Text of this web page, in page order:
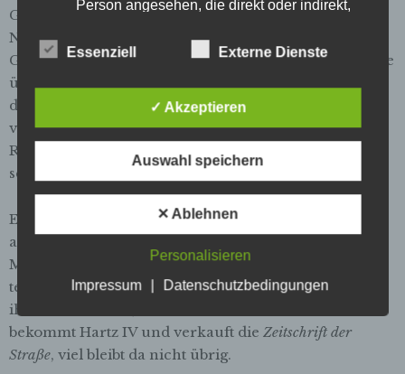
Großmutter. Angela selbst ist in Köln aufgewachsen.
Nach Bremen kam sie, weil sie zu Hause häusliche
Gewalt erlebte. Sehr distanziert und neutral spricht sie
über ihre Situation, sie gibt wenig preis über sich. Mit
dem Vater ihrer Kinder war sie 14 Jahre lang
verheiratet. Ihre Tante vermittelte ihr einen Job als
Reinigungskraft. Als sie schwanger wurde, wurde es
schwieriger für sie zu arbeiten.
Eine Ausbildung hat sie nicht. Sie schmunzelt, als sie
auf Kölsch sagt, sie sei ja „schließlich Hausfrau und
Mutter“ gewesen. Sie vermisst ihre Kinder sehr,
telefoniert fast täglich mit ihnen. Besuchen konnte sie
ihre Kinder nicht, dafür reichte das Geld nicht. Sie
bekommt Hartz IV und verkauft die Zeitschrift der
Straße, viel bleibt da nicht übrig.
Person angesehen, die direkt oder indirekt,
Kennung wie einem Namen, zu einer
Kennnummer, zu Standortdaten, zu einer
Ausdruck der physischen, physiologischen,
genetischen, psychischen, wirtschaftlichen,
natürlichen Person sind, identifiziert werden
kann.
Betroffene Person ist jede identifizierte oder
personenbezogene Daten von dem für die
werden.
Essenziell Externe Dienste
✓ Akzeptieren
Auswahl speichern
✕ Ablehnen
Personalisieren
Impressum
| Datenschutzbedingungen